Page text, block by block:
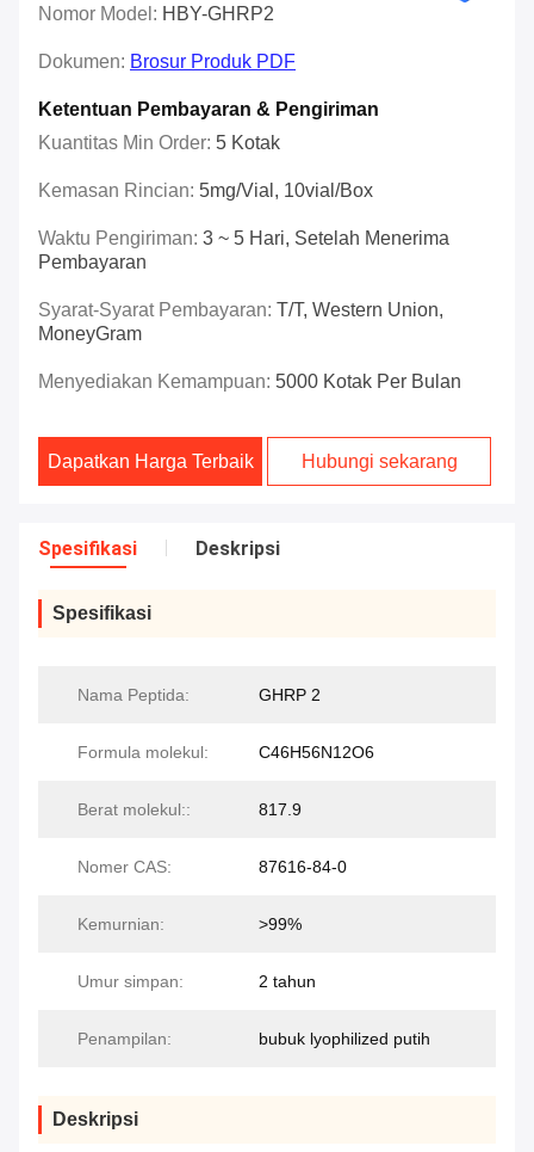
Nomor Model: HBY-GHRP2
Dokumen: Brosur Produk PDF
Ketentuan Pembayaran & Pengiriman
Kuantitas Min Order: 5 Kotak
Kemasan Rincian: 5mg/vial, 10vial/box
Waktu Pengiriman: 3 ~ 5 Hari, Setelah Menerima
Pembayaran
Syarat-Syarat Pembayaran: T/T, Western Union,
MoneyGram
Menyediakan Kemampuan: 5000 Kotak Per Bulan
Dapatkan Harga Terbaik Hubungi sekarang
Spesifikasi Deskripsi
Spesifikasi
Nama Peptida: GHRP 2
Formula molekul: C46H56N12O6
Berat molekul:: 817.9
Nomer CAS: 87616-84-0
Kemurnian: >99%
Umur simpan: 2 tahun
Penampilan: bubuk lyophilized putih
Deskripsi